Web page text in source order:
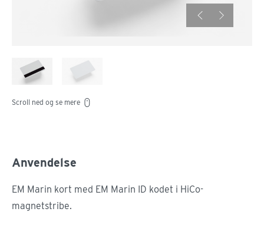
Scroll ned og se mere
Anvendelse
EM Marin kort med EM Marin ID kodet i HiCo-
magnetstribe.